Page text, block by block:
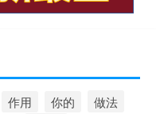
作用 你的 做法